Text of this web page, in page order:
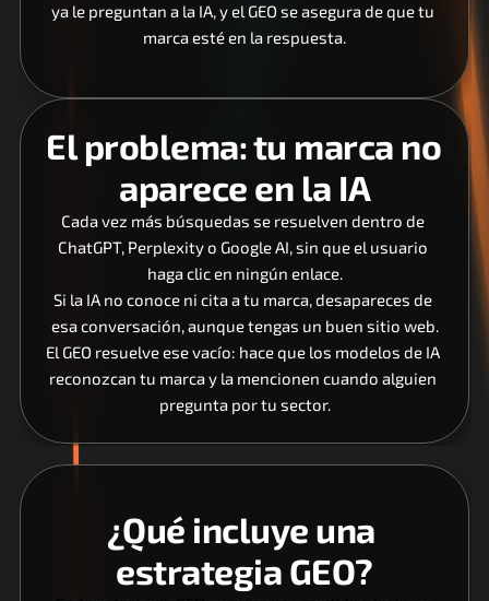
ya le preguntan a la IA, y el GEO se asegura de que tu
marca esté en la respuesta.
El problema: tu marca no
aparece en la IA
Cada vez más búsquedas se resuelven dentro de
ChatGPT, Perplexity o Google AI, sin que el usuario
haga clic en ningún enlace.
Si la IA no conoce ni cita a tu marca, desapareces de
esa conversación, aunque tengas un buen sitio web.
El GEO resuelve ese vacío: hace que los modelos de IA
reconozcan tu marca y la mencionen cuando alguien
pregunta por tu sector.
¿Qué incluye una
estrategia GEO?